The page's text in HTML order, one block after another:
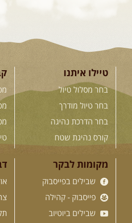
. חנות
"המדריך השלם לנהיגת שטח" מאת יואב
מחיר לחברי האתר:55 שקל
"המדריך השלם לנהיגת שטח" מאת יואב
דיגיטלית
232 עמודים מרתקים. מהדורה דיגיטלית
בטאבלט ...
מחיר:68
שקל
[לעמוד המוצר]
טיילו איתנו
בחר מסלול טיול
בחר טיול מודרך
בחר הדרכת נהיגה
קורס נהיגת שטח
מקומות לבקר
שבילים בפייסבוק
פייסבוק - קהילה
שבילים ביוטיוב